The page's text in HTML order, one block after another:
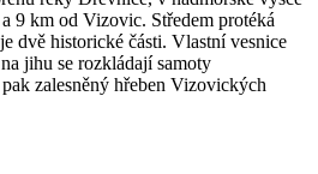
9 km od Vizovic. Středem protéká
dvě historické části. Vlastní vesnice
jihu se rozkládají samoty
zalesněný hřeben Vizovických